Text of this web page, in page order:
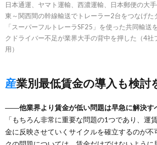
日本通運、ヤマト運輸、西濃運輸、日本郵便の大
東～関西間の幹線輸送でトレーラー2台をつなげた
「スーパーフルトレーラSF25」を使った共同輸送
クドライバー不足が業界大手の背中を押した（4社
用）
産業別最低賃金の導入も検討
――他業界より賃金が低い問題は早急に解決す
「もちろん非常に重要な問題の1つであり、運
金に反映させていくサイクルを確立するのが不